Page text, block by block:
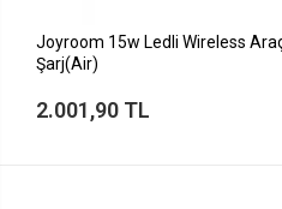
Joyroom 15w Ledli Wireless
Şarj(Air)
2.001,90 TL